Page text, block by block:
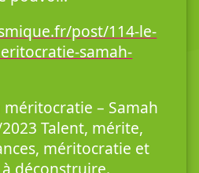
post/114-le-
samah-
– Samah
Talent, mérite,
méritocratie et